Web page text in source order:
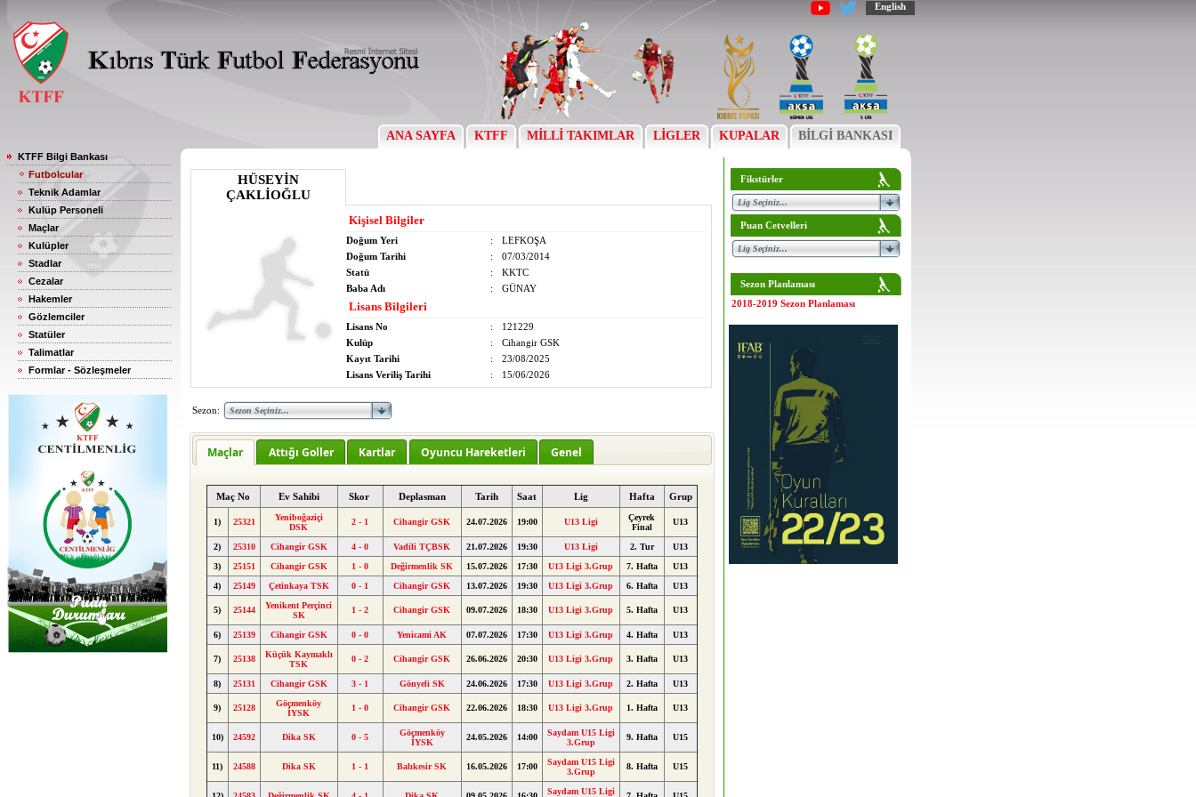
English
ANA SAYFA KTFF MİLLİ TAKIMLAR LİGLER KUPALAR BİLGİ BANKASI
KTFF Bilgi Bankası
Futbolcular
Teknik Adamlar
Kulüp Personeli
Maçlar
Kulüpler
Stadlar
Cezalar
Hakemler
Gözlemciler
Statüler
Talimatlar
Formlar - Sözleşmeler
HÜSEYİN
ÇAKLİOĞLU
Kişisel Bilgiler
Doğum Yeri :
LEFKOŞA
Doğum Tarihi
:
07/03/2014
Statü
:
KKTC
Baba Adı
: GÜNAY
Lisans Bilgileri
Lisans No :
121229
Kulüp
:
Cihangir GSK
Kayıt Tarihi
:
23/08/2025
Lisans Veriliş Tarihi
: 15/06/2026
Sezon:
Maçlar Attığı Goller Kartlar Oyuncu Hareketleri Genel
Maç No Ev Sahibi Skor Deplasman Tarih Saat Lig Hafta Grup
1) 25321
Yeniboğaziçi
DSK
2 - 1 Cihangir GSK 24.07.2026 19:00 U13 Ligi
Çeyrek
Final
U13
2) 25310 Cihangir GSK 4 - 0 Vadili TÇBSK 21.07.2026 19:30 U13 Ligi 2. Tur
U13
3)
25151 Cihangir GSK 1 - 0 Değirmenlik SK 15.07.2026 17:30 U13 Ligi 3.Grup 7. Hafta
U13
4)
25149 Çetinkaya TSK 0 - 1 Cihangir GSK 13.07.2026 19:30 U13 Ligi 3.Grup 6. Hafta U13
5) 25144
Yenikent Perçinci
SK
1 - 2 Cihangir GSK 09.07.2026 18:30 U13 Ligi 3.Grup 5. Hafta U13
6) 25139 Cihangir GSK 0 - 0 Yenicami AK 07.07.2026 17:30 U13 Ligi 3.Grup 4. Hafta U13
7) 25138
Küçük Kaymaklı
TSK
0 - 2 Cihangir GSK 26.06.2026 20:30 U13 Ligi 3.Grup 3. Hafta U13
8) 25131 Cihangir GSK 3 - 1 Gönyeli SK 24.06.2026 17:30 U13 Ligi 3.Grup 2. Hafta U13
9) 25128
Göçmenköy
İYSK
1 - 0 Cihangir GSK 22.06.2026 18:30 U13 Ligi 3.Grup 1. Hafta U13
10) 24592 Dika SK 0 - 5
Göçmenköy
İYSK
24.05.2026 14:00
Saydam U15 Ligi
3.Grup
9. Hafta U15
11) 24588 Dika SK 1 - 1 Balıkesir SK 16.05.2026 17:00
Saydam U15 Ligi
3.Grup
8. Hafta U15
Saydam U15 Ligi
Fikstürler
Puan Cetvelleri
Sezon Planlaması
2018-2019 Sezon Planlaması